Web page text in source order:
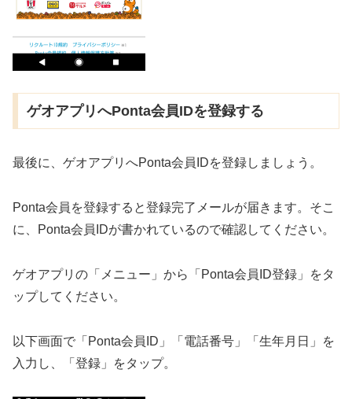
ゲオアプリへPonta会員IDを登録する
最後に、ゲオアプリへPonta会員IDを登録しましょう。
Ponta会員を登録すると登録完了メールが届きます。そこ
に、Ponta会員IDが書かれているので確認してください。
ゲオアプリの「メニュー」から「Ponta会員ID登録」をタ
ップしてください。
以下画面で「Ponta会員ID」「電話番号」「生年月日」を
入力し、「登録」をタップ。